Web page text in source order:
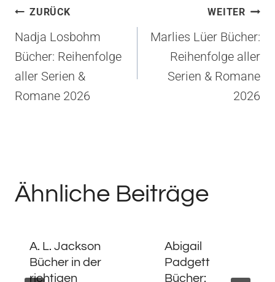
Beitragsnavigation
ZURÜCK
Nadja Losbohm
Bücher: Reihenfolge
aller Serien &
Romane 2026
WEITER
Marlies Lüer Bücher:
Reihenfolge aller
Serien & Romane
2026
Ähnliche Beiträge
A. L. Jackson
Bücher in der
richtigen
Abigail
Padgett
Bücher: